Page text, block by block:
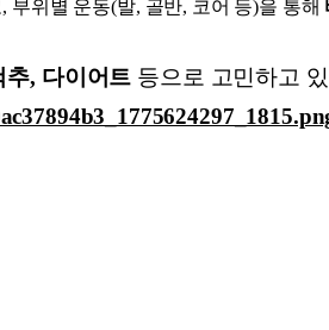
부위별 운동(발, 골반, 코어 등)을 통해
추, 다이어트 등으로 고민하고